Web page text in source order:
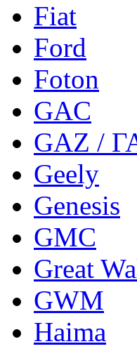
Fiat
Ford
Foton
GAC
GAZ /
Geely
Genesis
GMC
Great
GWM
Haima